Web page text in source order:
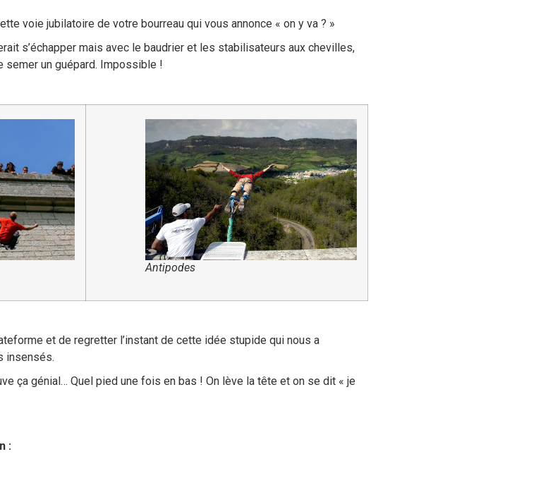
voie jubilatoire de votre bourreau qui vous annonce « on y va ? »
s’échapper mais avec le baudrier et les stabilisateurs aux chevilles,
semer un guépard. Impossible !
Antipodes
et de regretter l’instant de cette idée stupide qui nous a
insensés.
ça génial… Quel pied une fois en bas ! On lève la tête et on se dit « je
: